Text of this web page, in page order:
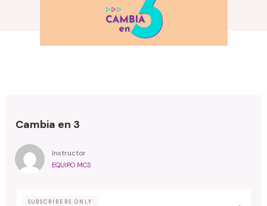
Cambia en 3
Instructor
EQUIPO MCS
SUBSCRIBERS ONLY